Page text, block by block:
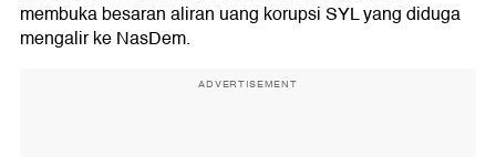
membuka besaran aliran uang korupsi SYL yang diduga
mengalir ke NasDem.
ADVERTISEMENT